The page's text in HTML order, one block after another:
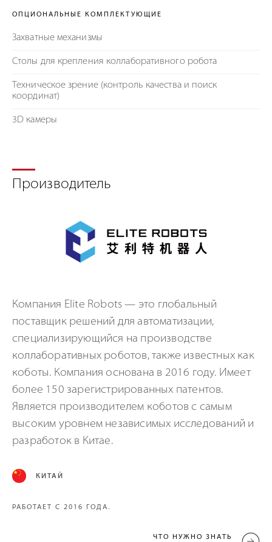
ОПЦИОНАЛЬНЫЕ КОМПЛЕКТУЮЩИЕ
Захватные механизмы
Столы для крепления коллаборативного робота
Техническое зрение (контроль качества и поиск
координат)
3D камеры
Производитель
Компания Elite Robots — это глобальный
поставщик решений для автоматизации,
специализирующийся на производстве
коллаборативных роботов, также известных как
коботы. Компания основана в 2016 году. Имеет
более 150 зарегистрированных патентов.
Является производителем коботов с самым
высоким уровнем независимых исследований и
разработок в Китае.
КИТАЙ
РАБОТАЕТ С 2016 ГОДА.
ЧТО НУЖНО ЗНАТЬ